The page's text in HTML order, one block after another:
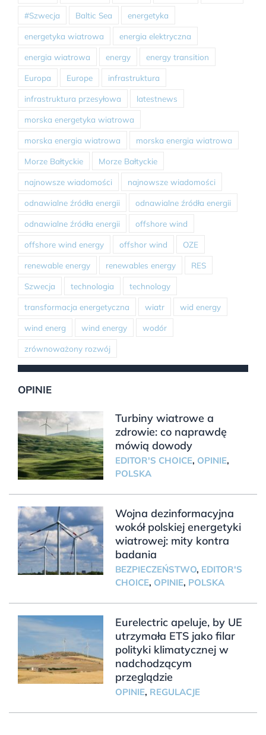
#Szwecja Baltic Sea energetyka
energetyka wiatrowa energia elektryczna
energia wiatrowa energy energy transition
Europa Europe infrastruktura
infrastruktura przesyłowa latestnews
morska energetyka wiatrowa
morska energia wiatrowa morska energia wiatrowa
Morze Bałtyckie Morze Bałtyckie
najnowsze wiadomości najnowsze wiadomości
odnawialne źródła energii odnawialne źródła energii
odnawialne źródła energii offshore wind
offshore wind energy offshor wind OZE
renewable energy renewables energy RES
Szwecja technologia technology
transformacja energetyczna wiatr wid energy
wind energ wind energy wodór
zrównoważony rozwój
OPINIE
Turbiny wiatrowe a
zdrowie: co naprawdę
mówią dowody
EDITOR'S CHOICE, OPINIE,
POLSKA
Wojna dezinformacyjna
wokół polskiej energetyki
wiatrowej: mity kontra
badania
BEZPIECZEŃSTWO, EDITOR'S
CHOICE, OPINIE, POLSKA
Eurelectric apeluje, by UE
utrzymała ETS jako filar
polityki klimatycznej w
nadchodzącym
przeglądzie
OPINIE, REGULACJE